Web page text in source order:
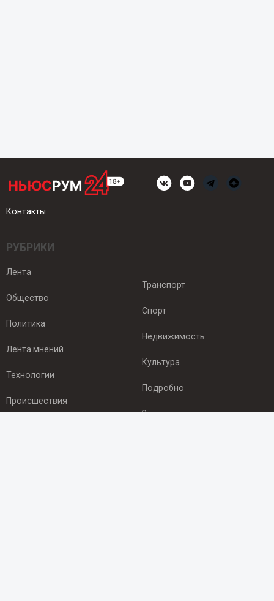
Контакты
РУБРИКИ
Лента
Общество
Политика
Лента мнений
Технологии
Происшествия
Транспорт
Спорт
Недвижимость
Культура
Подробно
Здоровье